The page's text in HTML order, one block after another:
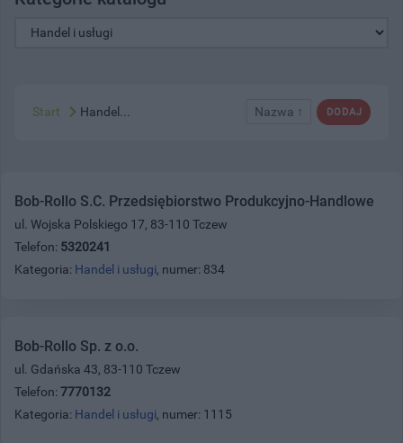
DODAJ
Nazwa ↑
Start Handel...
Bob-Rollo S.C. Przedsiębiorstwo Produkcyjno-Handlowe
ul. Wojska Polskiego 17, 83-110 Tczew
Telefon: 5320241
Kategoria: Handel i usługi, numer: 834
Bob-Rollo Sp. z o.o.
ul. Gdańska 43, 83-110 Tczew
Telefon: 7770132
Kategoria: Handel i usługi, numer: 1115